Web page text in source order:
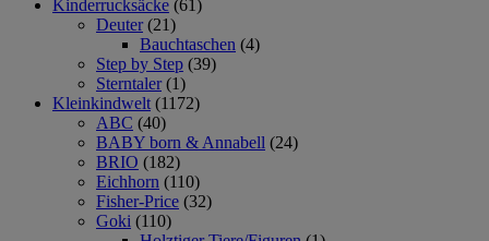
Kinderrucksäcke (61)
Deuter (21)
Bauchtaschen (4)
Step by Step (39)
Sterntaler (1)
Kleinkindwelt (1172)
ABC (40)
BABY born & Annabell (24)
BRIO (182)
Eichhorn (110)
Fisher-Price (32)
Goki (110)